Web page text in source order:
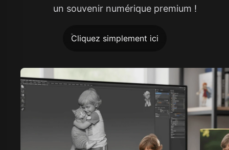
un souvenir numérique premium !
Cliquez simplement ici